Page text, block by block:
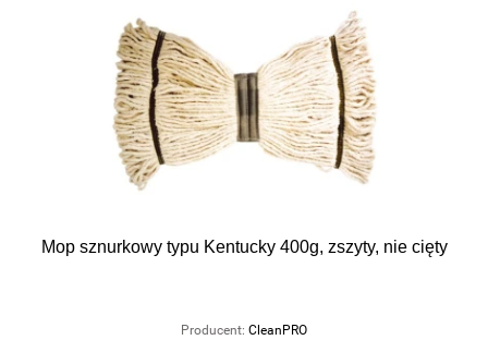
Mop sznurkowy typu Kentucky 400g, zszyty, nie cięty
Producent: CleanPRO